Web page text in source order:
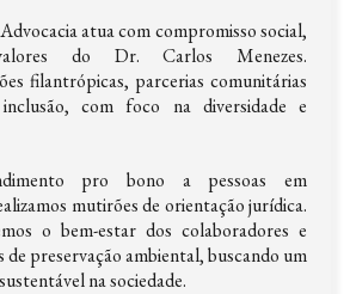
atua com compromisso social,
do Dr. Carlos Menezes.
filantrópicas, parcerias comunitárias
com foco na diversidade e
pro bono a pessoas em
mutirões de orientação jurídica.
o bem-estar dos colaboradores e
de preservação ambiental, buscando um
na sociedade.